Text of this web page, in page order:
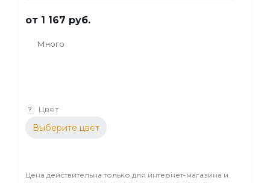
(лестницам, стенам, мебели, предметам
декора).
от 1 167 руб.
Много
? Цвет
Выберите цвет
Цена действительна только для интернет-магазина и